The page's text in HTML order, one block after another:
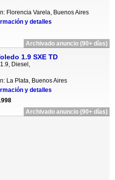
Florencia Varela, Buenos Aires
y detalles
Archivado anuncio (90+ días)
1.9 SXE TD
Diesel,
La Plata, Buenos Aires
y detalles
Archivado anuncio (90+ días)